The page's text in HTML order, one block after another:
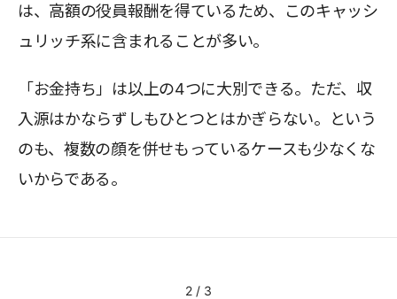
は、高額の役員報酬を得ているため、このキャッシ
ュリッチ系に含まれることが多い。
「お金持ち」は以上の4つに大別できる。ただ、収
入源はかならずしもひとつとはかぎらない。という
のも、複数の顔を併せもっているケースも少なくな
いからである。
2 / 3